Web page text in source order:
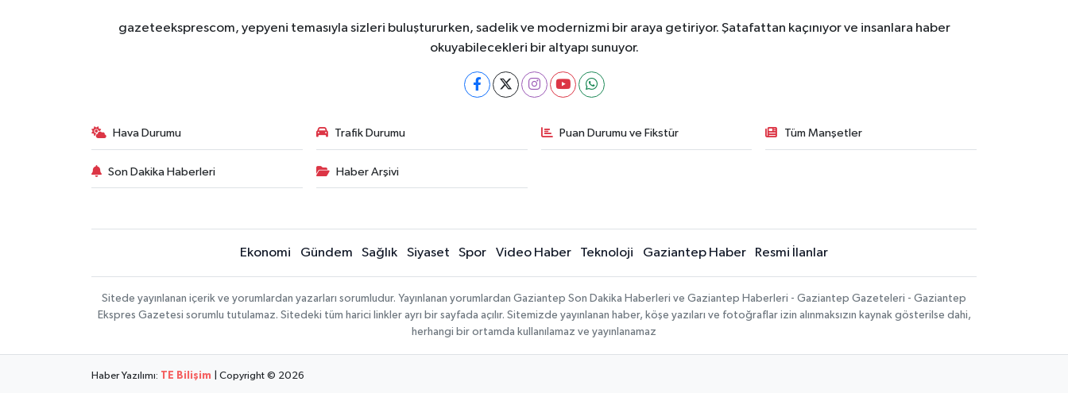
gazeteeksprescom, yepyeni temasıyla sizleri buluştururken, sadelik ve modernizmi bir araya getiriyor. Şatafattan kaçınıyor ve insanlara haber
okuyabilecekleri bir altyapı sunuyor.
Hava Durumu Trafik Durumu Puan Durumu ve Fikstür Tüm Manşetler
Son Dakika Haberleri Haber Arşivi
Ekonomi Gündem Sağlık Siyaset Spor Video Haber Teknoloji Gaziantep Haber Resmi İlanlar
Sitede yayınlanan içerik ve yorumlardan yazarları sorumludur. Yayınlanan yorumlardan Gaziantep Son Dakika Haberleri ve Gaziantep Haberleri - Gaziantep Gazeteleri - Gaziantep
Ekspres Gazetesi sorumlu tutulamaz. Sitedeki tüm harici linkler ayrı bir sayfada açılır. Sitemizde yayınlanan haber, köşe yazıları ve fotoğraflar izin alınmaksızın kaynak gösterilse dahi,
herhangi bir ortamda kullanılamaz ve yayınlanamaz
Haber Yazılımı: TE Bilişim | Copyright © 2026